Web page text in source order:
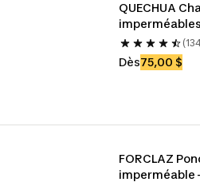
QUECHUA
Dès75,00 $
FORCLAZ
imperméable